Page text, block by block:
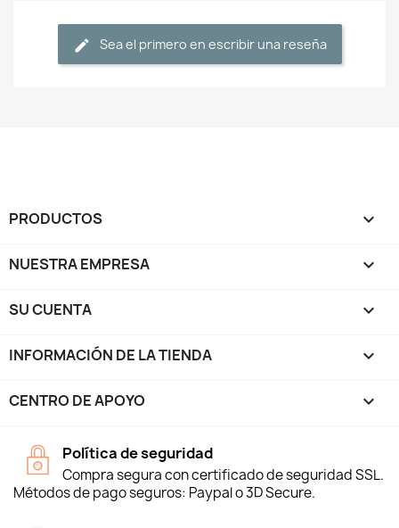
Sea el primero en escribir una reseña
PRODUCTOS 
NUESTRA EMPRESA 
SU CUENTA 
INFORMACIÓN DE LA TIENDA keyboard_arrow_down
CENTRO DE APOYO 
Política de seguridad
Compra segura con certificado de seguridad SSL.
Métodos de pago seguros: Paypal o 3D Secure.